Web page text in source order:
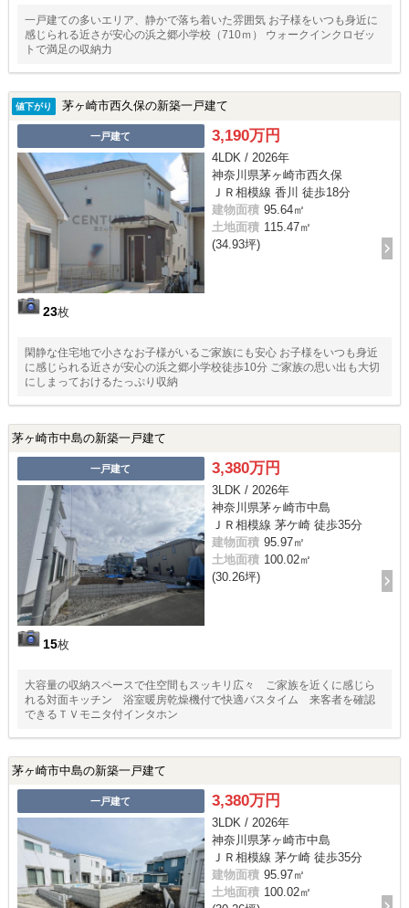
一戸建ての多いエリア、静かで落ち着いた雰囲気 お子様をいつも身近に
感じられる近さが安心の浜之郷小学校（710ｍ） ウォークインクロゼッ
トで満足の収納力
値下がり 茅ヶ崎市西久保の新築一戸建て
一戸建て
23枚
3,190万円
4LDK / 2026年
神奈川県茅ヶ崎市西久保
ＪＲ相模線 香川 徒歩18分
建物面積 95.64㎡
土地面積 115.47㎡
(34.93坪)
閑静な住宅地で小さなお子様がいるご家族にも安心 お子様をいつも身近
に感じられる近さが安心の浜之郷小学校徒歩10分 ご家族の思い出も大切
にしまっておけるたっぷり収納
茅ヶ崎市中島の新築一戸建て
一戸建て
15枚
3,380万円
3LDK / 2026年
神奈川県茅ヶ崎市中島
ＪＲ相模線 茅ケ崎 徒歩35分
建物面積 95.97㎡
土地面積 100.02㎡
(30.26坪)
大容量の収納スペースで住空間もスッキリ広々 ご家族を近くに感じら
れる対面キッチン 浴室暖房乾燥機付で快適バスタイム 来客者を確認
できるＴＶモニタ付インタホン
茅ヶ崎市中島の新築一戸建て
一戸建て 3,380万円
3LDK / 2026年
神奈川県茅ヶ崎市中島
ＪＲ相模線 茅ケ崎 徒歩35分
建物面積 95.97㎡
土地面積 100.02㎡